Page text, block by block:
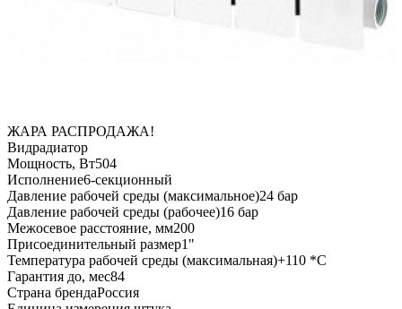
ЖАРА РАСПРОДАЖА!
Видрадиатор
Мощность, Вт504
Исполнение6-секционный
Давление рабочей среды (максимальное)24 бар
Давление рабочей среды (рабочее)16 бар
Межосевое расстояние, мм200
Присоединительный размер1"
Температура рабочей среды (максимальная)+110 *C
Гарантия до, мес84
Страна брендаРоссия